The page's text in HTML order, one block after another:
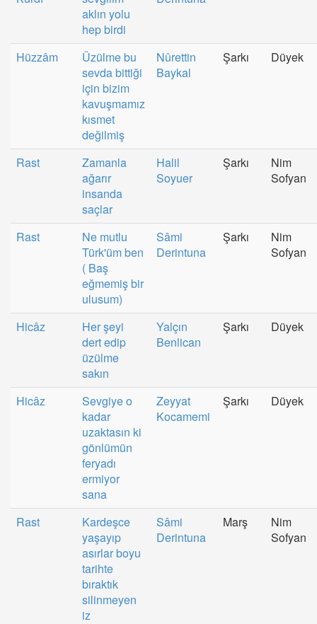
aklın yolu
hep birdi
Hüzzâm
Üzülme bu
sevda bittiği
için bizim
kavuşmamız
kısmet
değilmiş
Nûrettin
Baykal
Şarkı Düyek
Rast
Zamanla
ağarır
insanda
saçlar
Halil
Soyuer
Şarkı
Nim
Sofyan
Rast
Ne mutlu
Türk'üm ben
( Baş
eğmemiş bir
ulusum)
Sâmi
Derintuna
Şarkı
Nim
Sofyan
Hicâz
Her şeyi
dert edip
üzülme
sakın
Yalçın
Benlican
Şarkı Düyek
Hicâz
Sevgiye o
kadar
uzaktasın ki
gönlümün
feryadı
ermiyor
sana
Zeyyat
Kocamemi
Şarkı Düyek
Rast
Kardeşce
yaşayıp
asırlar boyu
tarihte
bıraktık
silinmeyen
iz
Sâmi
Derintuna
Marş
Nim
Sofyan